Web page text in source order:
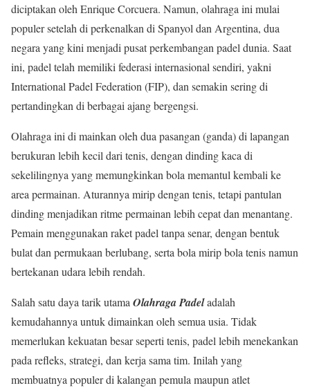
diciptakan oleh Enrique Corcuera. Namun, olahraga ini mulai
populer setelah di perkenalkan di Spanyol dan Argentina, dua
negara yang kini menjadi pusat perkembangan padel dunia. Saat
ini, padel telah memiliki federasi internasional sendiri, yakni
International Padel Federation (FIP), dan semakin sering di
pertandingkan di berbagai ajang bergengsi.
Olahraga ini di mainkan oleh dua pasangan (ganda) di lapangan
berukuran lebih kecil dari tenis, dengan dinding kaca di
sekelilingnya yang memungkinkan bola memantul kembali ke
area permainan. Aturannya mirip dengan tenis, tetapi pantulan
dinding menjadikan ritme permainan lebih cepat dan menantang.
Pemain menggunakan raket padel tanpa senar, dengan bentuk
bulat dan permukaan berlubang, serta bola mirip bola tenis namun
bertekanan udara lebih rendah.
Salah satu daya tarik utama Olahraga Padeladalah
kemudahannya untuk dimainkan oleh semua usia. Tidak
memerlukan kekuatan besar seperti tenis, padel lebih menekankan
pada refleks, strategi, dan kerja sama tim. Inilah yang
membuatnya populer di kalangan pemula maupun atlet